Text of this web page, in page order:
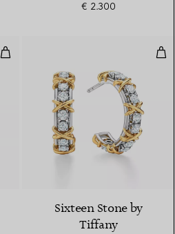
€ 2.300
Schmale Ohrringe in Platin und
Sixteen Stone by
Tiffany